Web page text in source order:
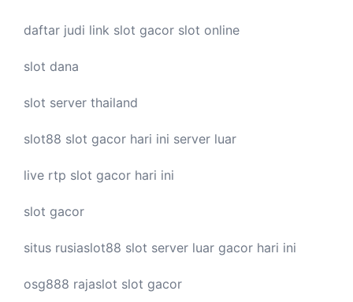
daftar judi link slot gacor slot online
slot dana
slot server thailand
slot88 slot gacor hari ini server luar
live rtp slot gacor hari ini
slot gacor
situs rusiaslot88 slot server luar gacor hari ini
osg888 rajaslot slot gacor